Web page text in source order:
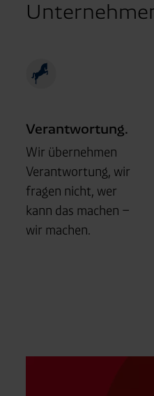
Verantwortung.
Wir übernehmen
Verantwortung, wir
fragen nicht, wer
kann das machen –
wir machen.